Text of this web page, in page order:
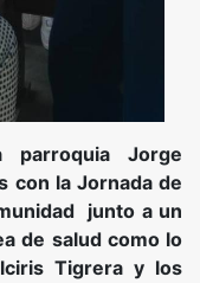
Jorge
con la Jornada de
junto a un
de salud como lo
Tigrera y los